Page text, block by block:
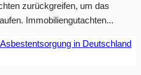
zurückgreifen, um das
Immobiliengutachten...